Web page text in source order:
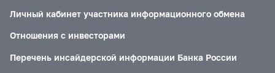
Личный кабинет участника информационного обмена
Отношения с инвесторами
Перечень инсайдерской информации Банка России